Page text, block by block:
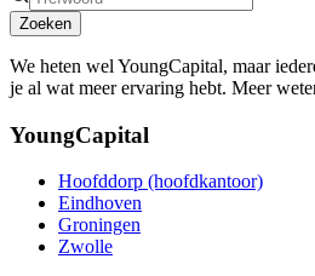
Zoeken
We heten wel YoungCapital, maar
je al wat meer ervaring hebt. Meer
YoungCapital
Hoofddorp (hoofdkantoor)
Eindhoven
Groningen
Zwolle